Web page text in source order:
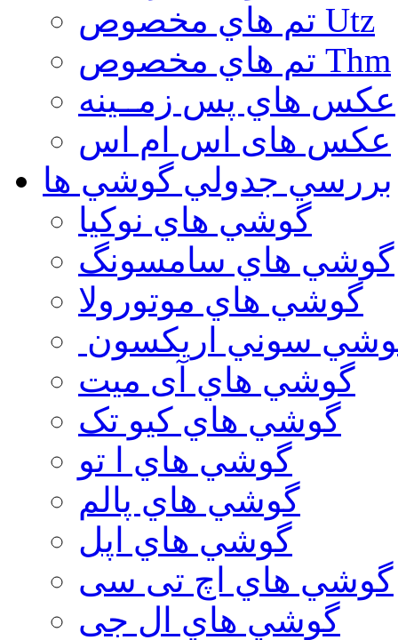
تم هاي مخصوص Utz
تم هاي مخصوص Thm
عكس هاي پس زمــينه
عكس های اس ام اس
بررسي جدولي گوشي ها
گوشي هاي نوكيا
گوشي هاي سامسونگ
گوشي هاي موتورولا
سوني اريكسون
گوشي هاي آی میت
گوشي هاي کیو تک
گوشي هاي ا تو
گوشي هاي پالم
گوشي هاي اپل
گوشي هاي اچ تی سی
گوشي هاي ال جی